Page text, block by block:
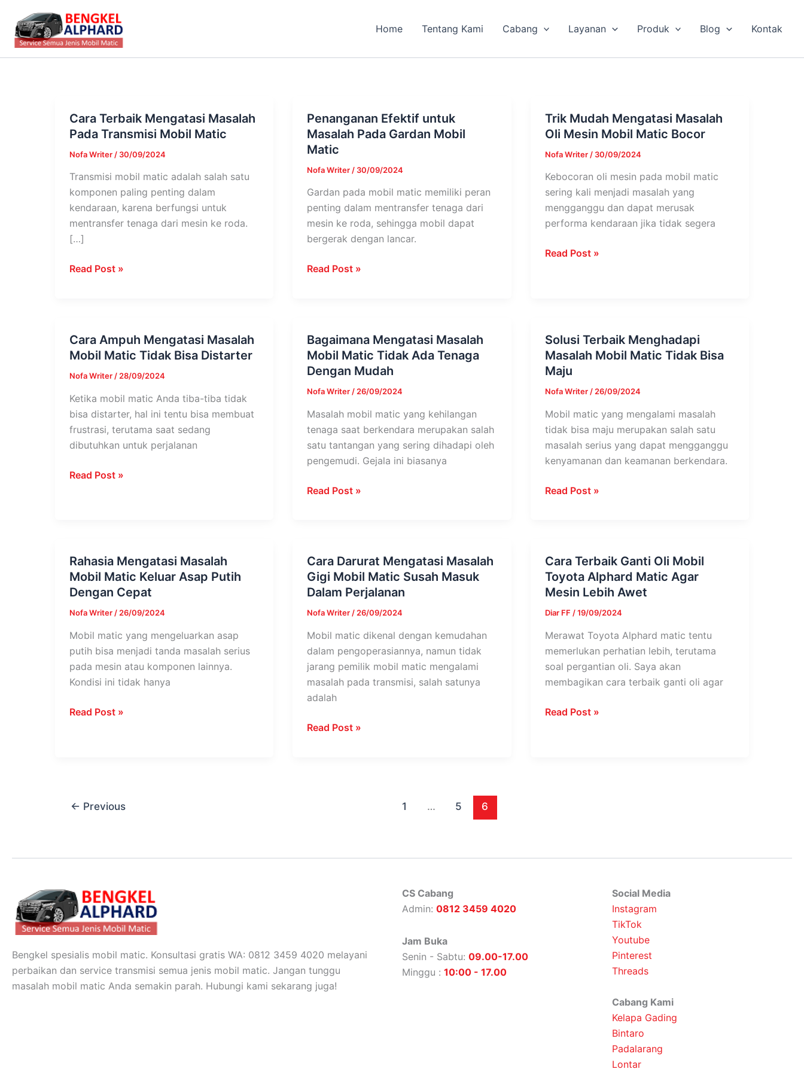
konten
Home Tentang Kami Cabang Layanan Produk Blog Kontak
Cara Terbaik Mengatasi Masalah
Pada Transmisi Mobil Matic
Nofa Writer / 30/09/2024
Transmisi mobil matic adalah salah satu
komponen paling penting dalam
kendaraan, karena berfungsi untuk
mentransfer tenaga dari mesin ke roda.
[…]
Cara
Terbaik
Mengatasi
Pada
Transmisi
Mobil
Matic
Read Post »
Penanganan Efektif untuk
Masalah Pada Gardan Mobil
Matic
Nofa Writer / 30/09/2024
Gardan pada mobil matic memiliki peran
penting dalam mentransfer tenaga dari
mesin ke roda, sehingga mobil dapat
bergerak dengan lancar.
Penanganan
Efektif
untuk
Masalah
Gardan
Mobil
Matic
Read Post »
Trik Mudah Mengatasi Masalah
Oli Mesin Mobil Matic Bocor
Nofa Writer / 30/09/2024
Kebocoran oli mesin pada mobil matic
sering kali menjadi masalah yang
mengganggu dan dapat merusak
performa kendaraan jika tidak segera
Trik
Mudah
Mengatasi
Oli
Mesin
Mobil
Matic
Read Post »
Cara Ampuh Mengatasi Masalah
Mobil Matic Tidak Bisa Distarter
Nofa Writer / 28/09/2024
Ketika mobil matic Anda tiba-tiba tidak
bisa distarter, hal ini tentu bisa membuat
frustrasi, terutama saat sedang
dibutuhkan untuk perjalanan
Cara
Ampuh
Mengatasi
Mobil
Matic
Tidak
Bisa
Read Post »
Bagaimana Mengatasi Masalah
Mobil Matic Tidak Ada Tenaga
Dengan Mudah
Nofa Writer / 26/09/2024
Masalah mobil matic yang kehilangan
tenaga saat berkendara merupakan salah
satu tantangan yang sering dihadapi oleh
pengemudi. Gejala ini biasanya
Bagaimana
Mengatasi
Masalah
Mobil
Tidak
Ada
Tenaga
Dengan
Read Post »
Solusi Terbaik Menghadapi
Masalah Mobil Matic Tidak Bisa
Maju
Nofa Writer / 26/09/2024
Mobil matic yang mengalami masalah
tidak bisa maju merupakan salah satu
masalah serius yang dapat mengganggu
kenyamanan dan keamanan berkendara.
Solusi
Terbaik
Menghadapi
Masalah
Matic
Tidak
Bisa
Maju
Read Post »
Rahasia Mengatasi Masalah
Mobil Matic Keluar Asap Putih
Dengan Cepat
Nofa Writer/26/09/2024
Mobil matic yang mengeluarkan asap
putih bisa menjadi tanda masalah serius
pada mesin atau komponen lainnya.
Kondisi ini tidak hanya
Rahasia
Mengatasi
Masalah
Mobil
Keluar
Asap
Putih
Dengan
Read Post »
Cara Darurat Mengatasi Masalah
Gigi Mobil Matic Susah Masuk
Dalam Perjalanan
Nofa Writer/26/09/2024
Mobil matic dikenal dengan kemudahan
dalam pengoperasiannya, namun tidak
jarang pemilik mobil matic mengalami
masalah pada transmisi, salah satunya
adalah
Cara
Darurat
Mengatasi
Masalah
Mobil
Matic
Susah
Masuk
Dalam
Read Post »
Cara Terbaik Ganti Oli Mobil
Toyota Alphard Matic Agar
Mesin Lebih Awet
Diar FF /19/09/2024
Merawat Toyota Alphard matic tentu
memerlukan perhatian lebih, terutama
soal pergantian oli. Saya akan
membagikan cara terbaik ganti oli agar
Cara
Terbaik
Ganti
Oli
Toyota
Alphard
Matic
Agar
Lebih
Read Post »
← Previous 1 … 5 6
Bengkel spesialis mobil matic. Konsultasi gratis WA: 0812 3459 4020 melayani
perbaikan dan service transmisi semua jenis mobil matic. Jangan tunggu
masalah mobil matic Anda semakin parah. Hubungi kami sekarang juga!
CS Cabang
Admin: 0812 3459 4020
Jam Buka
Senin - Sabtu: 09.00-17.00
Minggu : 10:00 - 17.00
Social Media
Instagram
TikTok
Youtube
Pinterest
Threads
Cabang Kami
Kelapa Gading
Bintaro
Padalarang
Lontar